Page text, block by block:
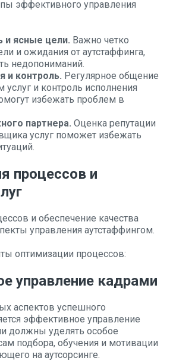
эффективного управления
и ясные цели. Важно четко
и ожидания от аутстаффинга,
недопониманий.
и контроль. Регулярное общение
услуг и контроль исполнения
избежать проблем в
партнера. Оценка репутации
услуг поможет избежать
процессов и
и обеспечение качества
управления аутстаффингом.
оптимизации процессов:
управление кадрами
аспектов успешного
эффективное управление
должны уделять особое
подбора, обучения и мотивации
на аутсорсинге.